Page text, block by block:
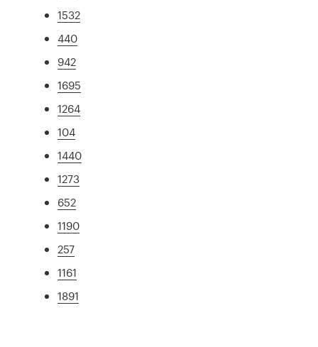
1532
440
942
1695
1264
104
1440
1273
652
1190
257
1161
1891